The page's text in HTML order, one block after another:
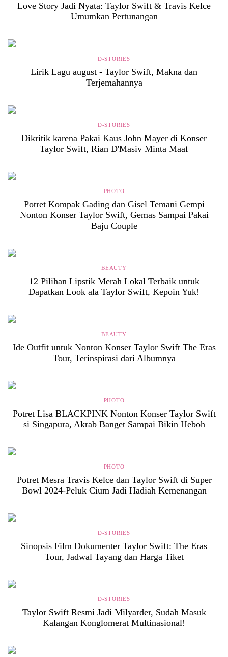
Love Story Jadi Nyata: Taylor Swift & Travis Kelce
Umumkan Pertunangan
D-STORIES
Lirik Lagu august - Taylor Swift, Makna dan
Terjemahannya
D-STORIES
Dikritik karena Pakai Kaus John Mayer di Konser
Taylor Swift, Rian D'Masiv Minta Maaf
PHOTO
Potret Kompak Gading dan Gisel Temani Gempi
Nonton Konser Taylor Swift, Gemas Sampai Pakai
Baju Couple
BEAUTY
12 Pilihan Lipstik Merah Lokal Terbaik untuk
Dapatkan Look ala Taylor Swift, Kepoin Yuk!
BEAUTY
Ide Outfit untuk Nonton Konser Taylor Swift The Eras
Tour, Terinspirasi dari Albumnya
PHOTO
Potret Lisa BLACKPINK Nonton Konser Taylor Swift
si Singapura, Akrab Banget Sampai Bikin Heboh
PHOTO
Potret Mesra Travis Kelce dan Taylor Swift di Super
Bowl 2024-Peluk Cium Jadi Hadiah Kemenangan
D-STORIES
Sinopsis Film Dokumenter Taylor Swift: The Eras
Tour, Jadwal Tayang dan Harga Tiket
D-STORIES
Taylor Swift Resmi Jadi Milyarder, Sudah Masuk
Kalangan Konglomerat Multinasional!